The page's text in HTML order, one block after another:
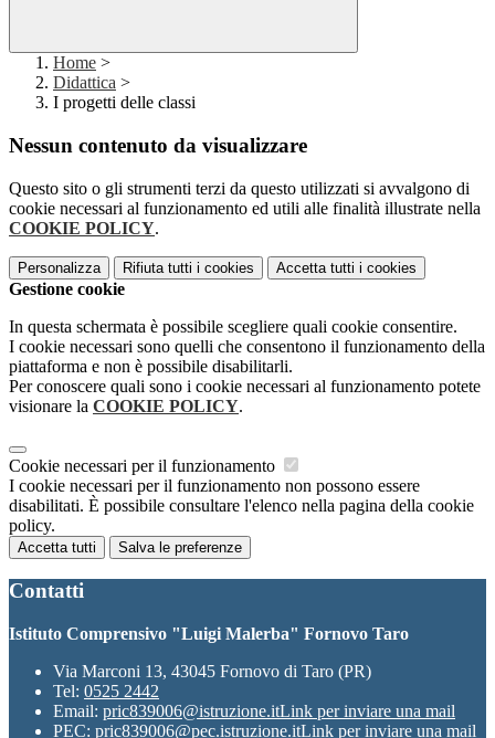
Home >
Didattica >
I progetti delle classi
Nessun contenuto da visualizzare
Questo sito o gli strumenti terzi da questo utilizzati si avvalgono di
cookie necessari al funzionamento ed utili alle finalità illustrate nella
COOKIE POLICY.
Personalizza Rifiuta tutti i cookies Accetta tutti i cookies
Gestione cookie
In questa schermata è possibile scegliere quali cookie consentire.
I cookie necessari sono quelli che consentono il funzionamento della
piattaforma e non è possibile disabilitarli.
Per conoscere quali sono i cookie necessari al funzionamento potete
visionare la COOKIE POLICY.
Cookie necessari per il funzionamento
I cookie necessari per il funzionamento non possono essere
disabilitati. È possibile consultare l'elenco nella pagina della cookie
policy.
Accetta tutti Salva le preferenze
Contatti
Istituto Comprensivo "Luigi Malerba" Fornovo Taro
Via Marconi 13, 43045 Fornovo di Taro (PR)
Tel: 0525 2442
Email: pric839006@istruzione.itLink per inviare una mail
PEC: pric839006@pec.istruzione.itLink per inviare una mail